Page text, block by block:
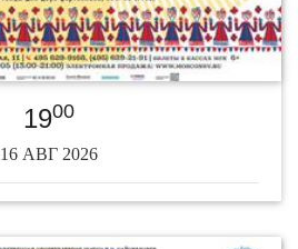
1900
16 АВГ 2026